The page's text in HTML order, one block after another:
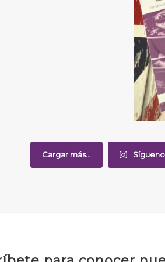
Cargar más...